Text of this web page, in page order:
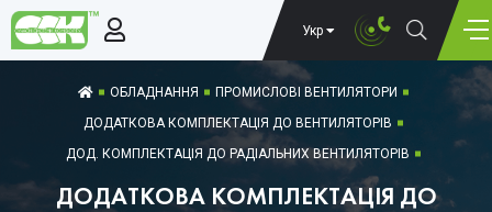
Укр
ОБЛАДНАННЯ
ПРОМИСЛОВІ ВЕНТИЛЯТОРИ
ДОДАТКОВА КОМПЛЕКТАЦІЯ ДО ВЕНТИЛЯТОРІВ
ДОД. КОМПЛЕКТАЦІЯ ДО РАДІАЛЬНИХ ВЕНТИЛЯТОРІВ
ДОДАТКОВА КОМПЛЕКТАЦІЯ ДО